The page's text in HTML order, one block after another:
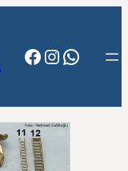
Facebook
Instagram